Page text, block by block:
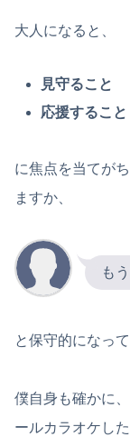
大人になると、
見守ること
応援すること
に焦点を当てが
ますか、
も
と保守的になっ
僕自身も確かに
ールカラオケし